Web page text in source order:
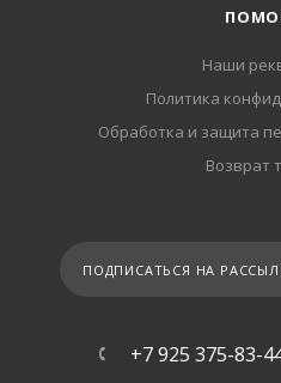
Наши
Политика
Обработка и защита
Возврат
ПОДПИСАТЬСЯ НА
+7 925 375-83-